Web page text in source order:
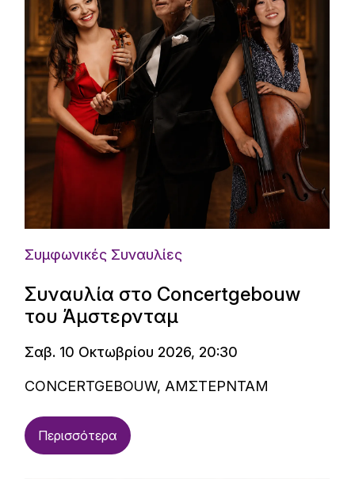
Συμφωνικές Συναυλίες
Συναυλία στο Concertgebouw
του Άμστερνταμ
Σαβ. 10 Οκτωβρίου 2026, 20:30
CONCERTGEBOUW, ΑΜΣΤΕΡΝΤΑΜ
Περισσότερα